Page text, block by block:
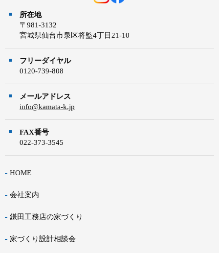
所在地
〒981-3132
宮城県仙台市泉区将監4丁目21-10
フリーダイヤル
0120-739-808
メールアドレス
info@kamata-k.jp
FAX番号
022-373-3545
HOME
会社案内
鎌田工務店の家づくり
家づくり設計相談会